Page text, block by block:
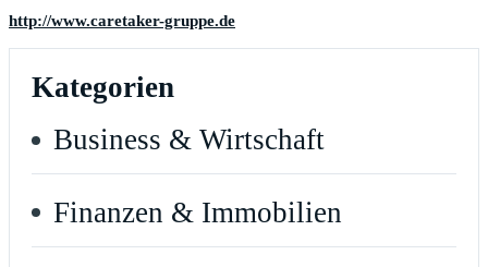
http://www.caretaker-gruppe.de
Kategorien
Business & Wirtschaft
Finanzen & Immobilien